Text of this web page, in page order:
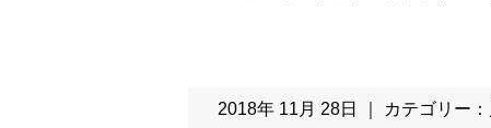
2018年 11月 28日 ｜ カテゴリー：